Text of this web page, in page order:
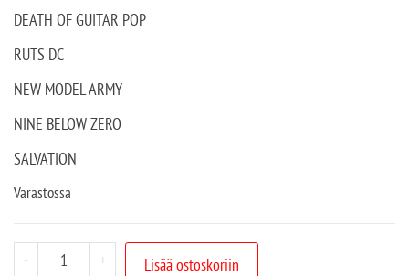
DEATH OF GUITAR POP
RUTS DC
NEW MODEL ARMY
NINE BELOW ZERO
SALVATION
Varastossa
- + Lisää ostoskoriin